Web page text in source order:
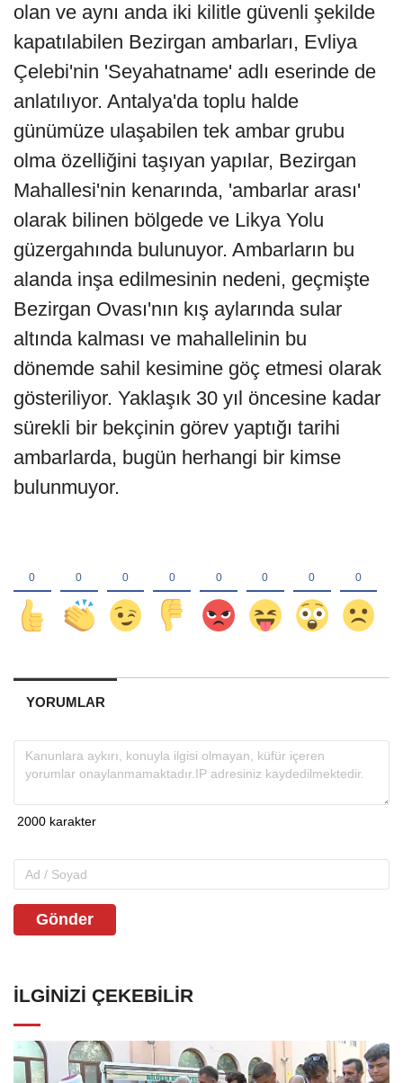
olan ve aynı anda iki kilitle güvenli şekilde
kapatılabilen Bezirgan ambarları, Evliya
Çelebi'nin 'Seyahatname' adlı eserinde de
anlatılıyor. Antalya'da toplu halde
günümüze ulaşabilen tek ambar grubu
olma özelliğini taşıyan yapılar, Bezirgan
Mahallesi'nin kenarında, 'ambarlar arası'
olarak bilinen bölgede ve Likya Yolu
güzergahında bulunuyor. Ambarların bu
alanda inşa edilmesinin nedeni, geçmişte
Bezirgan Ovası'nın kış aylarında sular
altında kalması ve mahallelinin bu
dönemde sahil kesimine göç etmesi olarak
gösteriliyor. Yaklaşık 30 yıl öncesine kadar
sürekli bir bekçinin görev yaptığı tarihi
ambarlarda, bugün herhangi bir kimse
bulunmuyor.
YORUMLAR
Gönder
İLGINIZI ÇEKEBILIR